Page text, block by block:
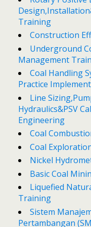
Training
Construction
Underground
Management
Coal Handling
Practice
Line
Hydraulics&PSV
Engineering
Coal
Coal
Nickel
Basic Coal
Liquefied
Training
Sistem
Pertambangan